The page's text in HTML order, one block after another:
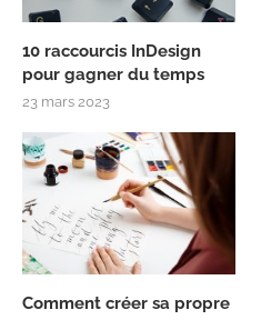
10 raccourcis InDesign
pour gagner du temps
23 mars 2023
Comment créer sa propre